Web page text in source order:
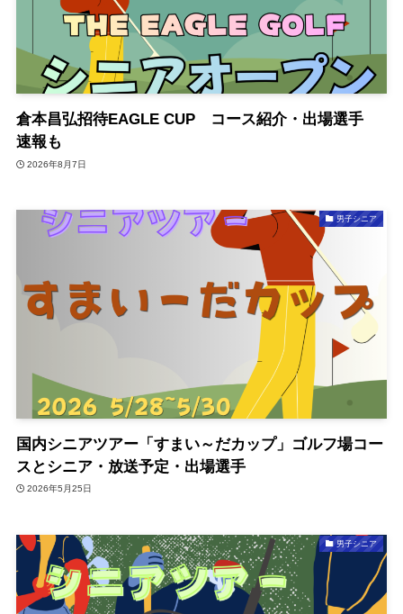
倉本昌弘招待EAGLE CUP コース紹介・出場選手
速報も
2026年8月7日
男子シニア
国内シニアツアー「すまい～だカップ」ゴルフ場コー
スとシニア・放送予定・出場選手
2026年5月25日
男子シニア